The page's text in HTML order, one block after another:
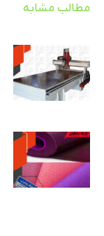
مطالب مشابه